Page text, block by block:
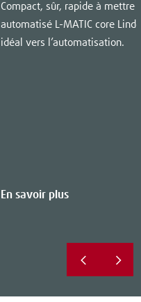
Compact, sûr, rapide à mettre
automatisé L-MATIC core
idéal vers l’automatisation.
En savoir plus